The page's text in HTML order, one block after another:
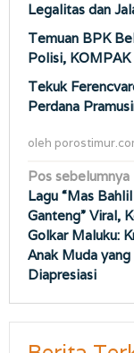
Legalitas dan
Temuan BPK
Polisi,
Tekuk
Perdana
oleh
Navigasi
pos
Pos sebelumnya
Lagu “Mas Bahlil
Ganteng” Viral,
Golkar Maluku:
Anak Muda
Diapresiasi